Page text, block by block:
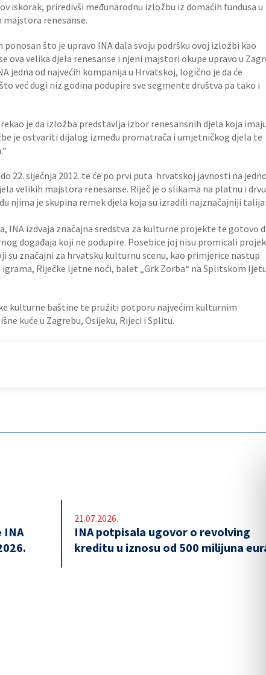
iskorak, priredivši međunarodnu izložbu iz domaćih fundusa u
renesanse.
što je upravo INA dala svoju podršku ovoj izložbi kao
ova velika djela renesanse i njeni majstori okupe upravo u
jedna od najvećih kompanija u Hrvatskoj, logično je da će
već dugi niz godina podupire sve segmente društva pa tako i
je da izložba predstavlja izbor renesansnih djela koja imaju
je ostvariti dijalog između promatrača i umjetničkog djela te
22. siječnja 2012. te će po prvi puta hrvatskoj javnosti na
velikih majstora renesanse. Riječ je o slikama na platnu i drvu
njima je skupina remek djela koja su izradili najznačajniji
INA izdvaja značajna sredstva za kulturne projekte te gotovo
događaja koji ne podupire. Posebice joj nisu promicali
značajni za hrvatsku kulturnu scenu, kao primjerice nastup
Riječke ljetne noći, balet „Grk Zorba“ na Splitskom
kulturne baštine te pružiti potporu najvećim kulturnim
kuće u Zagrebu, Osijeku, Rijeci i Splitu.
INA
21.07.2026.
INA potpisala ugovor o revolving
kreditu u iznosu od 500 milijuna